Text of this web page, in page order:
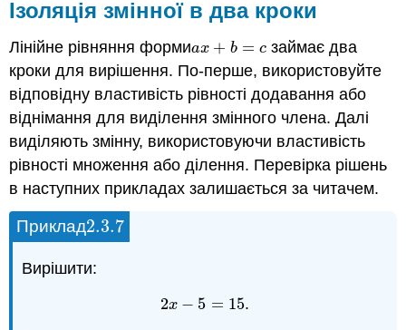
Ізоляція змінної в два кроки
Лінійне рівняння формиax + b = c
ax+b = c
займає два
кроки для вирішення. По-перше, використовуйте
відповідну властивість рівності додавання або
віднімання для виділення змінного члена. Далі
виділяють змінну, використовуючи властивість
рівності множення або ділення. Перевірка рішень
в наступних прикладах залишається за читачем.
Приклад2.3.7
2.3.7
Вирішити:
2x − 5 = 15
2x −5 = 15
.